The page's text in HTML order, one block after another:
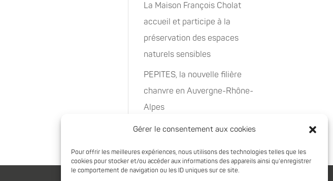
Gérer le consentement aux cookies
Pour offrir les meilleures expériences, nous utilisons des technologies telles que les
cookies pour stocker et/ou accéder aux informations des appareils ainsi qu'enregistrer
le comportement de navigation ou les ID uniques sur ce site.
La Maison François Cholat
accueil et participe à la
préservation des espaces
naturels sensibles
PEPITES, la nouvelle filière
chanvre en Auvergne-Rhône-
Alpes
Rachat de 5 sites à Oxyane